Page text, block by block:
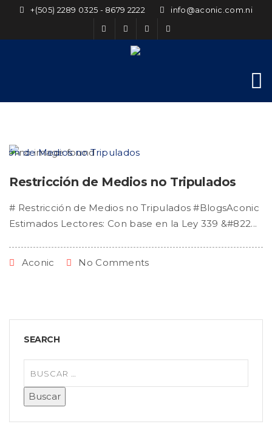
+(505) 2289 0325 - 8679 2222 info@aconic.com.ni
Restricción de Medios no Tripulados
# Restricción de Medios no Tripulados #BlogsAconic
Estimados Lectores: Con base en la Ley 339 &#822...
Aconic No Comments
SEARCH